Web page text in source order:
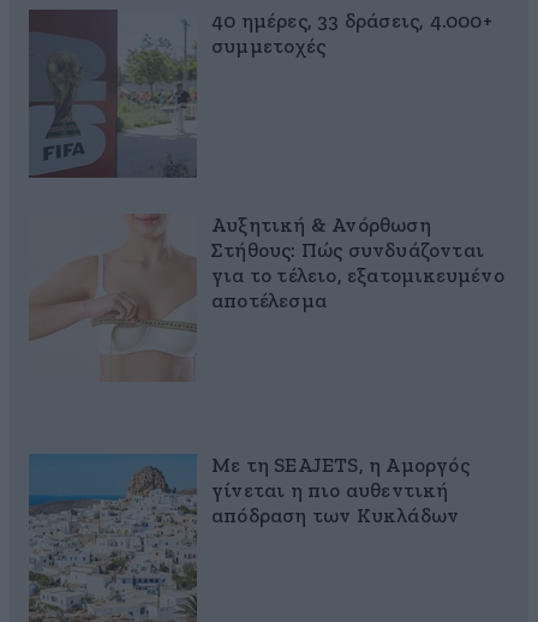
40 ημέρες, 33 δράσεις, 4.000+
συμμετοχές
Αυξητική & Ανόρθωση
Στήθους: Πώς συνδυάζονται
για το τέλειο, εξατομικευμένο
αποτέλεσμα
Με τη SEAJETS, η Αμοργός
γίνεται η πιο αυθεντική
απόδραση των Κυκλάδων